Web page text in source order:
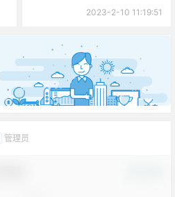
2023-2-10 11:19:51
管理员